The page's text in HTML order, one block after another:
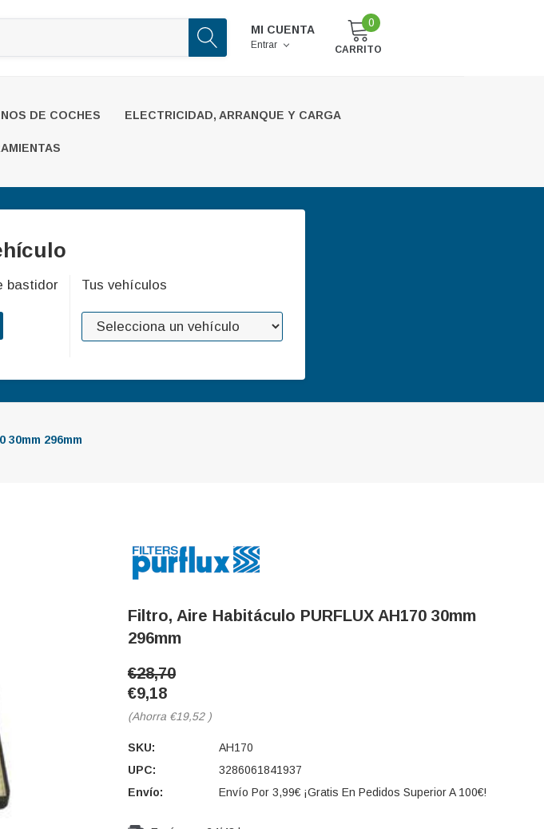
MI CUENTA
Entrar
0
CARRITO
DE COCHES ELECTRICIDAD, ARRANQUE Y CARGA
bastidor Tus vehículos
30mm 296mm
Filtro, Aire Habitáculo PURFLUX AH170 30mm
296mm
€28,70
€9,18
(Ahorra €19,52 )
SKU:
AH170
UPC:
3286061841937
Envío:
Envío Por 3,99€ ¡Gratis En Pedidos Superior A 100€!